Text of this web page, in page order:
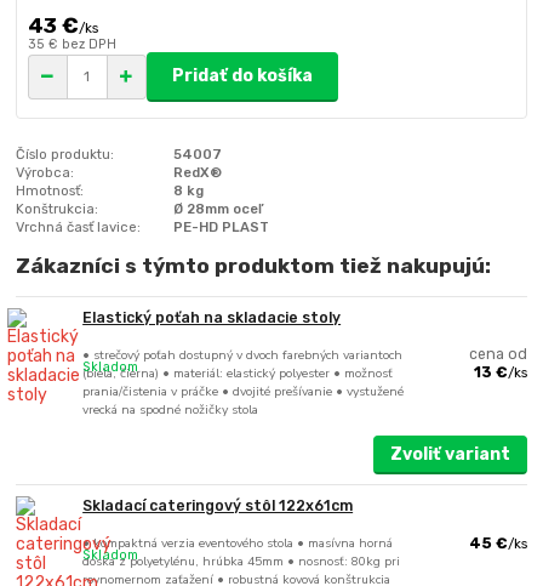
43 €/ks
35 € bez DPH
Pridať do košíka
Číslo produktu:
54007
Výrobca:
RedX®
Hmotnosť:
8 kg
Konštrukcia:
Ø 28mm oceľ
Vrchná časť lavice:
PE-HD PLAST
Zákazníci s týmto produktom tiež nakupujú:
Elastický poťah na skladacie stoly
• strečový poťah dostupný v dvoch farebných variantoch
(biela, čierna) • materiál: elastický polyester • možnosť
prania/čistenia v práčke • dvojité prešívanie • vystužené
vrecká na spodné nožičky stola
cena od
13 €/ks
Skladom
Zvoliť variant
Skladací cateringový stôl 122x61cm
• kompaktná verzia eventového stola • masívna horná
doska z polyetylénu, hrúbka 45mm • nosnosť: 80kg pri
rovnomernom zaťažení • robustná kovová konštrukcia
45 €/ks
Skladom